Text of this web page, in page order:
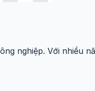
nghiệp. Với nhiều